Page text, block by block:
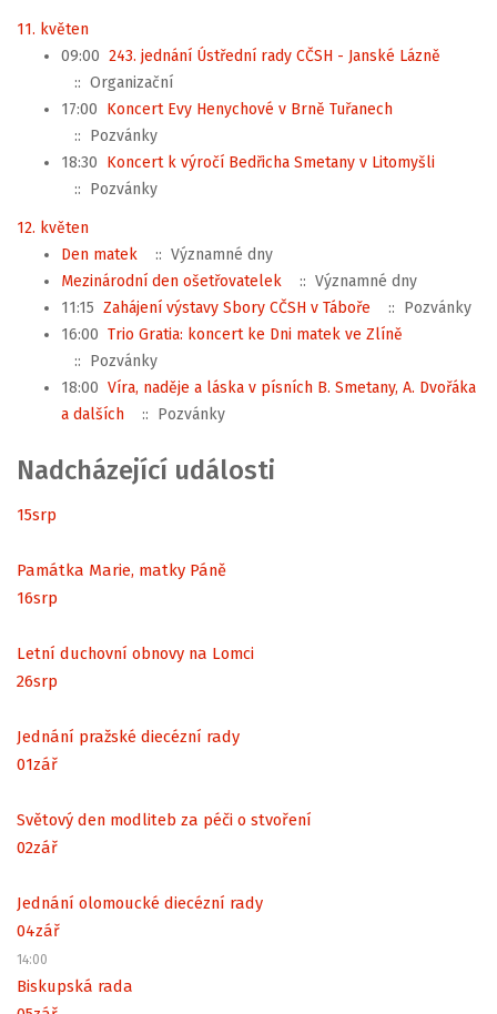
11. květen
09:00 243. jednání Ústřední rady CČSH - Janské Lázně
:: Organizační
17:00 Koncert Evy Henychové v Brně Tuřanech
:: Pozvánky
18:30 Koncert k výročí Bedřicha Smetany v Litomyšli
:: Pozvánky
12. květen
Den matek
:: Významné dny
Mezinárodní den ošetřovatelek
:: Významné dny
11:15 Zahájení výstavy Sbory CČSH v Táboře
:: Pozvánky
16:00 Trio Gratia: koncert ke Dni matek ve Zlíně
:: Pozvánky
18:00 Víra, naděje a láska v písních B. Smetany, A. Dvořáka
a dalších
:: Pozvánky
Nadcházející události
15srp
Památka Marie, matky Páně
16srp
Letní duchovní obnovy na Lomci
26srp
Jednání pražské diecézní rady
01zář
Světový den modliteb za péči o stvoření
02zář
Jednání olomoucké diecézní rady
04zář
14:00
Biskupská rada